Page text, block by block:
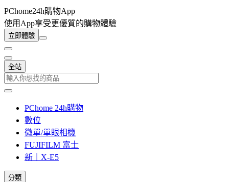
PChome24h購物App
使用App享受更優質的購物體驗
立即體驗
全站
PChome 24h購物
數位
微單/單眼相機
FUJIFILM 富士
新｜X-E5
分類